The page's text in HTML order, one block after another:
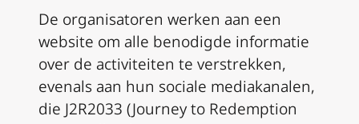
De organisatoren werken aan een
website om alle benodigde informatie
over de activiteiten te verstrekken,
evenals aan hun sociale mediakanalen,
die J2R2033 (Journey to Redemption